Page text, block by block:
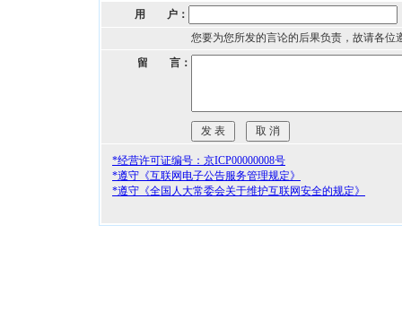
用 户：
您要为您所发的言论的后果负责，故请各位
留 言：
*经营许可证编号：京ICP00000008号
*遵守《互联网电子公告服务管理规定》
*遵守《全国人大常委会关于维护互联网安全的规定》